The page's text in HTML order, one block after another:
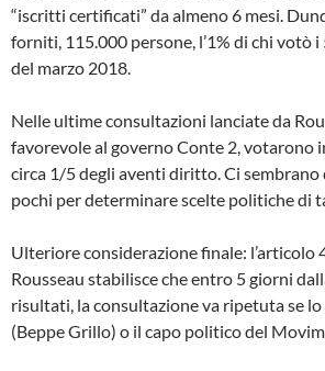
“iscritti certificati” da almeno 6 mesi.
forniti, 115.000 persone, l’1% di chi votò
del marzo 2018.
Nelle ultime consultazioni lanciate da
favorevole al governo Conte 2, votarono
circa 1/5 degli aventi diritto. Ci
pochi per determinare scelte politiche di
Ulteriore considerazione finale: l’articolo
Rousseau stabilisce che entro 5 giorni
risultati, la consultazione va ripetuta se
(Beppe Grillo) o il capo politico del